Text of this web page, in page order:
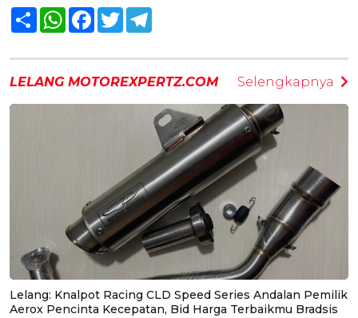
Share WhatsAppFacebook
Twitter
LELANG MOTOREXPERTZ.COM Selengkapnya
Lelang: Knalpot Racing CLD Speed Series Andalan Pemilik
Aerox Pencinta Kecepatan, Bid Harga Terbaikmu Bradsis